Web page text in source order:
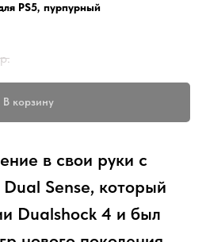
PS5, пурпурный
р.
В корзину
в свои руки с
Sense, который
Dualshock 4 и был